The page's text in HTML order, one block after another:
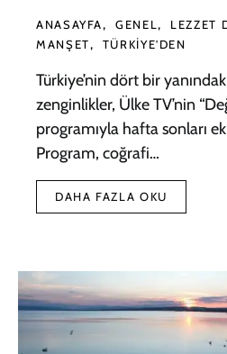
ANASAYFA GENEL
LEZZET
MANŞET
TÜRKIYE'DEN
Türkiye’nin dört bir
zenginlikler, Ülke TV’nin
programıyla hafta sonları
Program, coğrafi…
DAHA FAZLA OKU